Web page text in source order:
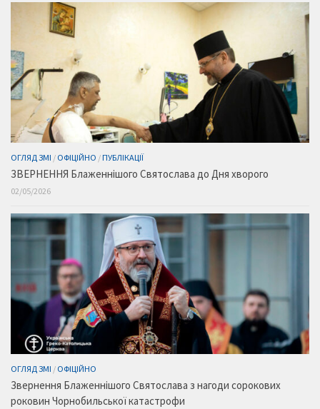
ОГЛЯД ЗМІ / ОФІЦІЙНО /ПУБЛІКАЦІЇ
ЗВЕРНЕННЯ Блаженнішого Святослава до Дня хворого
02/05/2026
ОГЛЯД ЗМІ / ОФІЦІЙНО
Звернення Блаженнішого Святослава з нагоди сорокових
роковин Чорнобильської катастрофи